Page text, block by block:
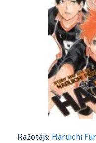
Ražotājs: Haruichi